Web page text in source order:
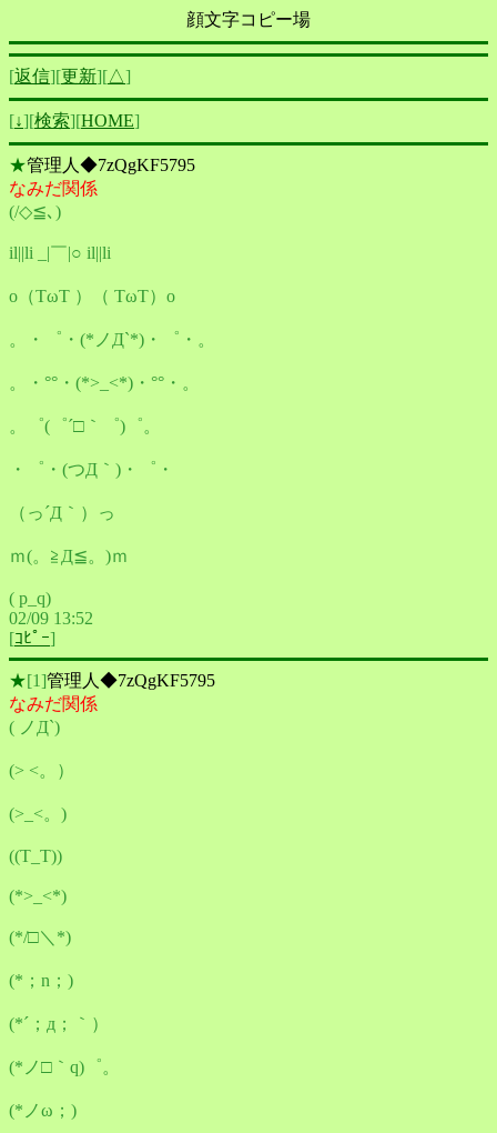
顔文字コピー場
[返信][更新][△]
[↓][検索][HOME]
★管理人◆7zQgKF5795
なみだ関係
(/◇≦､)
il||li _|￣|○ il||li
o（TωT ）（ TωT）o
。・゜・(*ノД`*)・゜・。
。・°°・(*>_<*)・°°・。
。゜(゜´□｀゜)゜。
・゜・(つД｀)・゜・
（っ´Д｀）っ
ｍ(。≧Д≦。)ｍ
( p_q)
02/09 13:52
[ｺﾋﾟｰ]
★[1]管理人◆7zQgKF5795
なみだ関係
( ノД`)
(> <。）
(>_<。)
((T_T))
(*>_<*)
(*/□＼*)
(*；n；)
(*´；д；｀）
(*ノ□｀q)゜。
(*ノω；)